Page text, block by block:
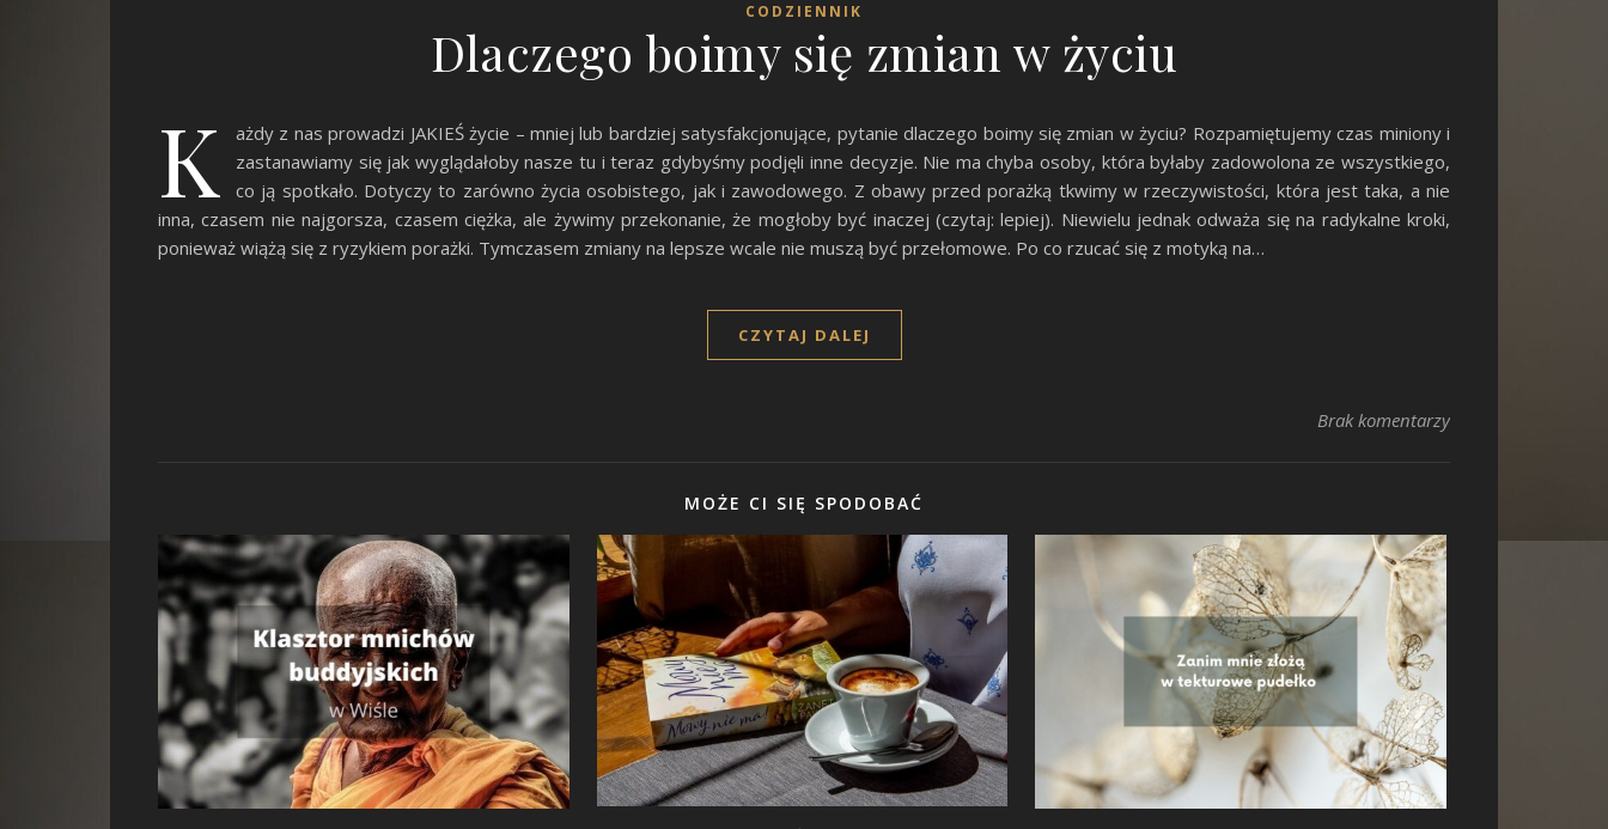
CODZIENNIK
Dlaczego boimy się zmian w życiu
K
ażdy z nas prowadzi JAKIEŚ życie – mniej lub bardziej satysfakcjonujące, pytanie dlaczego boimy się zmian w życiu? Rozpamiętujemy czas miniony i
zastanawiamy się jak wyglądałoby nasze tu i teraz gdybyśmy podjęli inne decyzje. Nie ma chyba osoby, która byłaby zadowolona ze wszystkiego,
co ją spotkało. Dotyczy to zarówno życia osobistego, jak i zawodowego. Z obawy przed porażką tkwimy w rzeczywistości, która jest taka, a nie
inna, czasem nie najgorsza, czasem ciężka, ale żywimy przekonanie, że mogłoby być inaczej (czytaj: lepiej). Niewielu jednak odważa się na radykalne kroki,
ponieważ wiążą się z ryzykiem porażki. Tymczasem zmiany na lepsze wcale nie muszą być przełomowe. Po co rzucać się z motyką na…
CZYTAJ DALEJ
Brak komentarzy
MOŻE CI SIĘ SPODOBAĆ